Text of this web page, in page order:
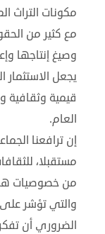
مكونات التراث
مع كثير من
وصيغ إنتاجها
يجعل الاستثمار
قيمية وثقافية
العام.
إن ترافعنا
مستقبلا،
من خصوصيات
والتي تؤشر
الضروري أن